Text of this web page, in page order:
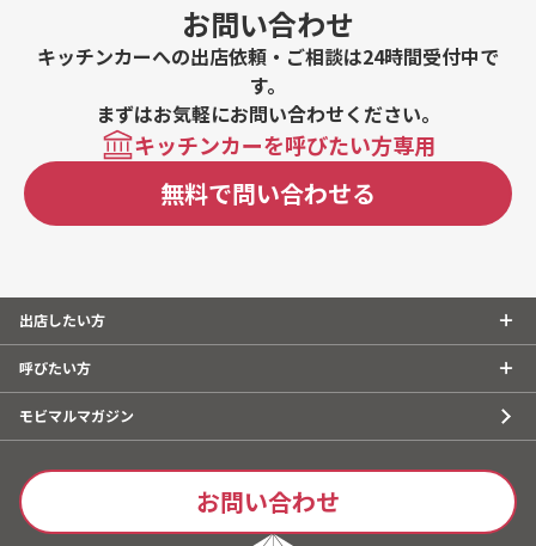
お問い合わせ
キッチンカーへの出店依頼・ご相談は24時間受付中で
す。
まずはお気軽にお問い合わせください。
キッチンカーを呼びたい方専用
無料で問い合わせる
出店したい方
呼びたい方
モビマルマガジン
お問い合わせ